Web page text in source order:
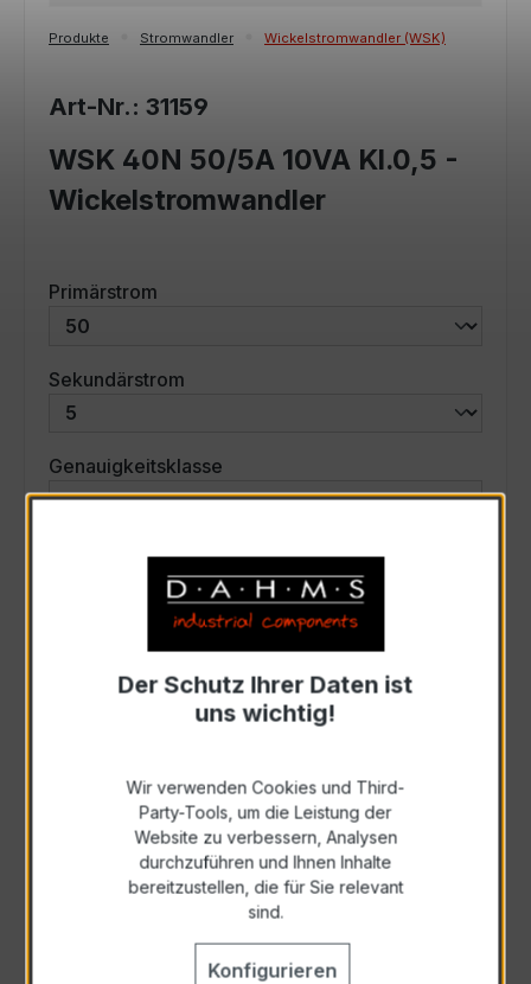
Produkte Stromwandler Wickelstromwandler (WSK)
Art-Nr.: 31159
WSK 40N 50/5A 10VA Kl.0,5 -
Wickelstromwandler
Primärstrom
Sekundärstrom
Genauigkeitsklasse
Scheinleistung (VA)auswählen
Auswahl zurücksetzen
Anfrage schriftlich
Als PDF exportieren
Der Schutz Ihrer Daten ist
uns wichtig!
Wir verwenden Cookies und Third-
Party-Tools, um die Leistung der
Website zu verbessern, Analysen
durchzuführen und Ihnen Inhalte
bereitzustellen, die für Sie relevant
sind.
Konfigurieren